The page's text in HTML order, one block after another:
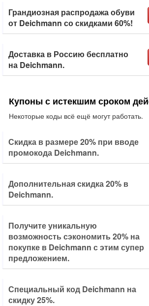
Грандиозная распродажа обуви
от Deichmann со скидками 60%!
Доставка в Россию бесплатно
на Deichmann.
Купоны с истекшим сроком
Некоторые коды всё ещё могут работать.
Скидка в размере 20% при вводе
промокода Deichmann.
Дополнительная скидка 20% в
Deichmann.
Получите уникальную
возможность сэкономить 20% на
покупке в Deichmann с этим супер
предложением.
Специальный код Deichmann на
скидку 25%.